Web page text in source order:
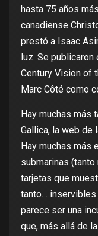
hasta 75 años
canadiense
prestó a Isaac
luz. Se publicaron
Century Vision of
Marc Côté como
Hay muchas más
Gallica, la web de
Hay muchas más
submarinas
tarjetas que
tanto… inservibles
parece ser una
que, más allá de